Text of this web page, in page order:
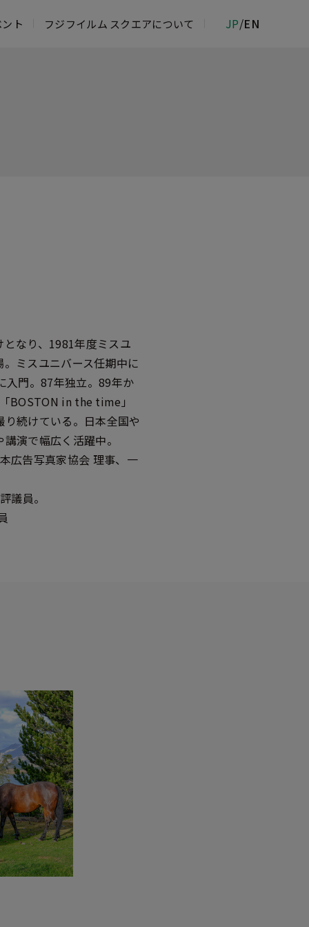
ト フジフイルム スクエアについて JP/EN
なり、1981年度ミスユ
ミスユニバース任期中に
入門。87年独立。89年か
BOSTON in the time」
続けている。日本全国や
演で幅広く活躍中。
広告写真家協会 理事、一
議員。